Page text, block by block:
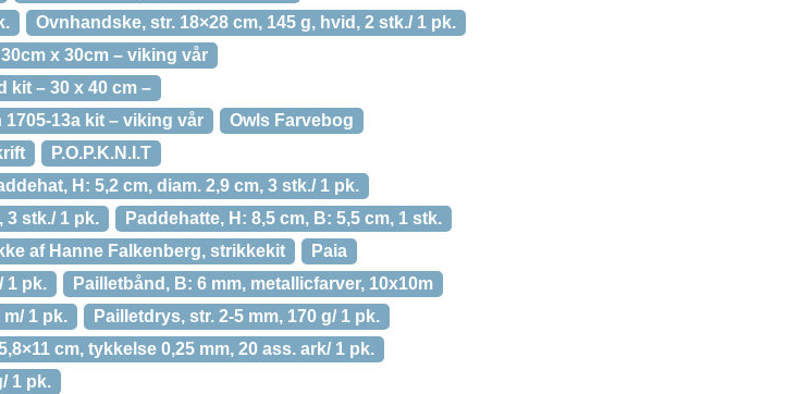
Ovnhandske, str. 18×28 cm, 145 g, hvid, 2 stk./ 1 pk.
x 30cm – viking vår
kit – 30 x 40 cm –
13a kit – viking vår
Owls Farvebog
P.O.P.K.N.I.T
H: 5,2 cm, diam. 2,9 cm, 3 stk./ 1 pk.
3 stk./ 1 pk.
Paddehatte, H: 8,5 cm, B: 5,5 cm, 1 stk.
af Hanne Falkenberg, strikkekit
Paia
1 pk.
Pailletbånd, B: 6 mm, metallicfarver, 10x10m
1 pk.
Pailletdrys, str. 2-5 mm, 170 g/ 1 pk.
cm, tykkelse 0,25 mm, 20 ass. ark/ 1 pk.
1 pk.